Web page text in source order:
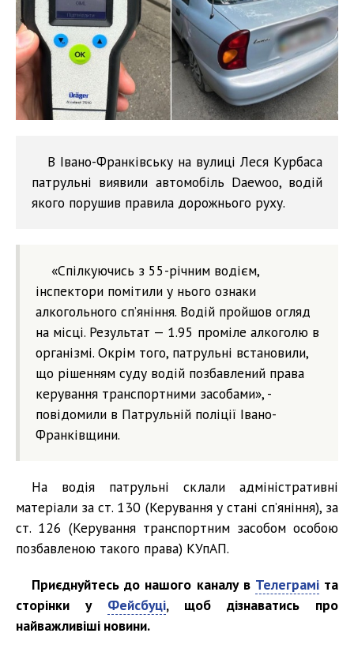
В Івано-Франківську на вулиці Леся Курбаса
патрульні виявили автомобіль Daewoo, водій
якого порушив правила дорожнього руху.
«Спілкуючись з 55-річним водієм,
інспектори помітили у нього ознаки
алкогольного спʼяніння. Водій пройшов огляд
на місці. Результат — 1.95 проміле алкоголю в
організмі. Окрім того, патрульні встановили,
що рішенням суду водій позбавлений права
керування транспортними засобами», -
повідомили в Патрульній поліції Івано-
Франківщини.
На водія патрульні склали адміністративні
матеріали за ст. 130 (Керування у стані спʼяніння), за
ст. 126 (Керування транспортним засобом особою
позбавленою такого права) КУпАП.
Приєднуйтесь до нашого каналу в Телеграміта
сторінки у Фейсбуці, щоб дізнаватись про
найважливіші новини.